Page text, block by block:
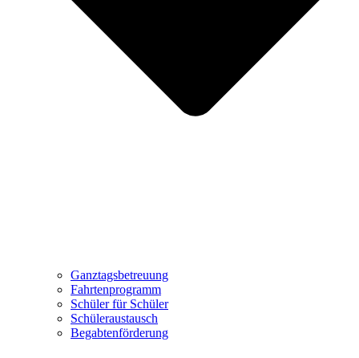
Ganztagsbetreuung
Fahrtenprogramm
Schüler für Schüler
Schüleraustausch
Begabtenförderung